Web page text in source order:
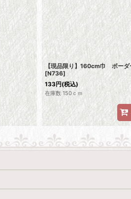
【現品限り】160cm巾 ボー
[N736]
133円(税込)
在庫数 150ｃｍ